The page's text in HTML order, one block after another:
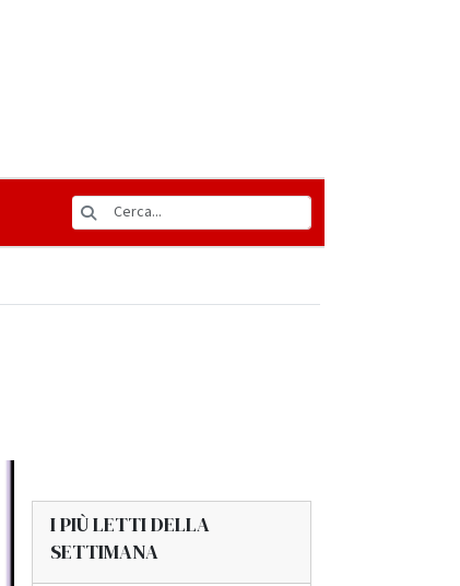
I PIÙ LETTI DELLA
SETTIMANA